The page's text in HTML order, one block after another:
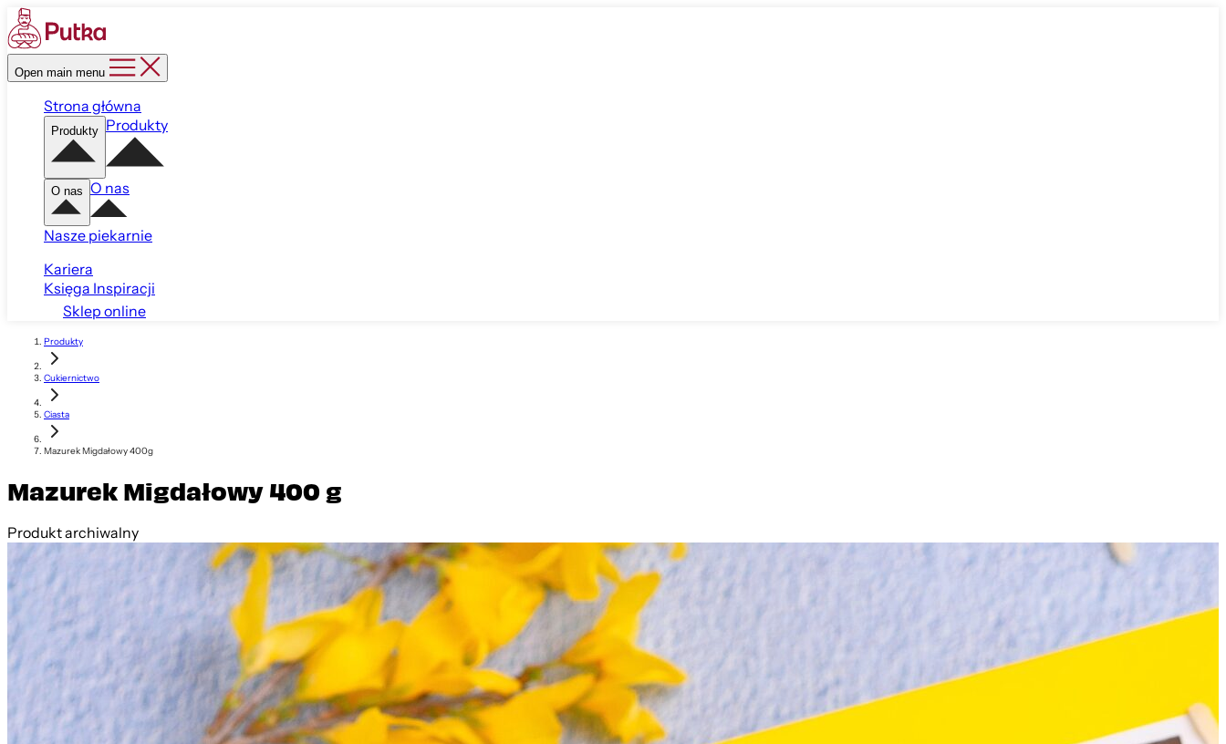
Open main menu
Strona główna
Produkty Produkty
O nas O nas
Nasze piekarnie
Kariera
Księga Inspiracji
Sklep online
Produkty
Cukiernictwo
Ciasta
Mazurek Migdałowy 400g
Mazurek Migdałowy 400 g
Produkt archiwalny